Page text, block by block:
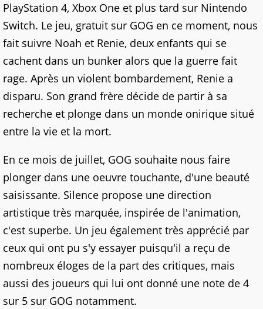
PlayStation 4, Xbox One et plus tard sur Nintendo
Switch. Le jeu, gratuit sur GOG en ce moment, nous
fait suivre Noah et Renie, deux enfants qui se
cachent dans un bunker alors que la guerre fait
rage. Après un violent bombardement, Renie a
disparu. Son grand frère décide de partir à sa
recherche et plonge dans un monde onirique situé
entre la vie et la mort.
En ce mois de juillet, GOG souhaite nous faire
plonger dans une oeuvre touchante, d'une beauté
saisissante. Silence propose une direction
artistique très marquée, inspirée de l'animation,
c'est superbe. Un jeu également très apprécié par
ceux qui ont pu s'y essayer puisqu'il a reçu de
nombreux éloges de la part des critiques, mais
aussi des joueurs qui lui ont donné une note de 4
sur 5 sur GOG notamment.